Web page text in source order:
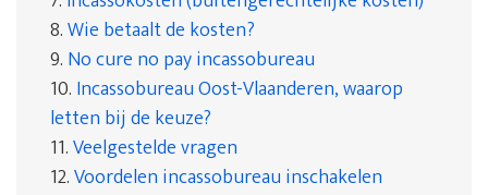
8.Wie betaalt de kosten?
9. No cure no pay incassobureau
10. Incassobureau Oost-Vlaanderen, waarop
letten bij de keuze?
11.Veelgestelde vragen
12.Voordelen incassobureau inschakelen